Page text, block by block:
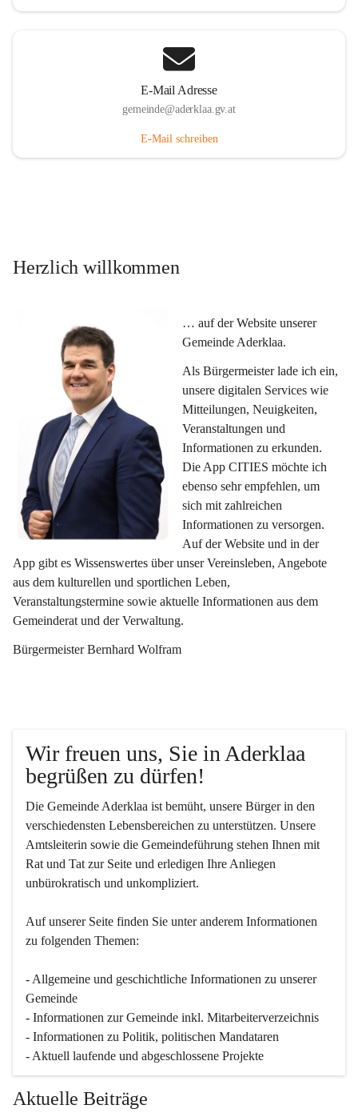
E-Mail Adresse
gemeinde@aderklaa.gv.at
E-Mail schreiben
Herzlich willkommen
… auf der Website unserer
Gemeinde Aderklaa.
Als Bürgermeister lade ich ein,
unsere digitalen Services wie
Mitteilungen, Neuigkeiten,
Veranstaltungen und
Informationen zu erkunden.
Die App CITIES möchte ich
ebenso sehr empfehlen, um
sich mit zahlreichen
Informationen zu versorgen.
Auf der Website und in der
App gibt es Wissenswertes über unser Vereinsleben, Angebote
aus dem kulturellen und sportlichen Leben,
Veranstaltungstermine sowie aktuelle Informationen aus dem
Gemeinderat und der Verwaltung.
Bürgermeister Bernhard Wolfram
Wir freuen uns, Sie in Aderklaa
begrüßen zu dürfen!
Die Gemeinde Aderklaa ist bemüht, unsere Bürger in den
verschiedensten Lebensbereichen zu unterstützen. Unsere
Amtsleiterin sowie die Gemeindeführung stehen Ihnen mit
Rat und Tat zur Seite und erledigen Ihre Anliegen
unbürokratisch und unkompliziert.
Auf unserer Seite finden Sie un­ter an­de­rem Informationen
zu folgenden Themen:
- Allgemeine und geschichtliche Informationen zu unserer
Gemeinde
- Informationen zur Gemeinde inkl. Mitarbeiterverzeichnis
- Informationen zu Politik, politischen Mandataren
- Aktuell laufende und abgeschlossene Projekte
Aktuelle Beiträge